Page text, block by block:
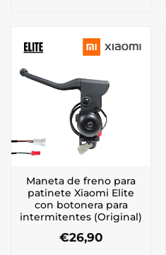
Maneta de freno para
patinete Xiaomi Elite
con botonera para
intermitentes (Original)
€26,90